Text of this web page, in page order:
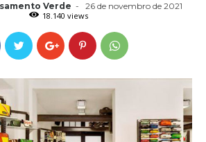
Verde -
26 de novembro de 2021
18.140 views